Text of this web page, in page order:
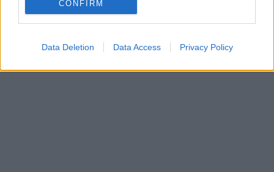
CONFIRM
Data Deletion Data Access Privacy Policy
naudodamasis dirbtinio intelekto vertimo programėle,
tiksliau, kad apie juos būtų pranešta krantui.